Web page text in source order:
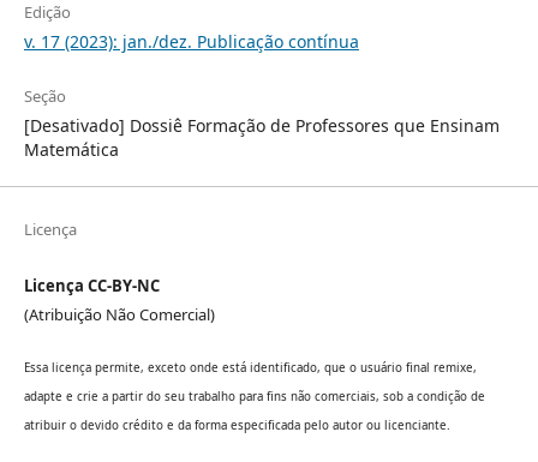
Edição
v. 17 (2023): jan./dez. Publicação contínua
Seção
[Desativado] Dossiê Formação de Professores que Ensinam
Matemática
Licença
Licença CC-BY-NC
(Atribuição Não Comercial)
Essa licença permite, exceto onde está identificado, que o usuário final remixe,
adapte e crie a partir do seu trabalho para fins não comerciais, sob a condição de
atribuir o devido crédito e da forma especificada pelo autor ou licenciante.